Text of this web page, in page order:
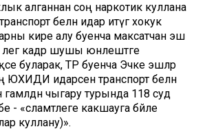
алганнан соң наркотик куллана
белән идарә итүгә хокук
кире алу буенча максатчан эш
кадәр шушы юнәлештәге
буларак, ТР буенча Эчке эшләр
идарәсенә транспорт белән
гамәлдән чыгару турында 118 суд
- «сәламәтлеге какшауга бәйле
куллану)».